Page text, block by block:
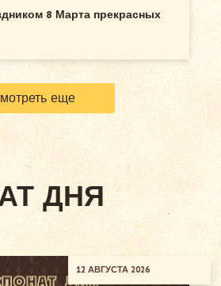
8 Марта прекрасных
еще
ДНЯ
12 АВГУСТА 2026